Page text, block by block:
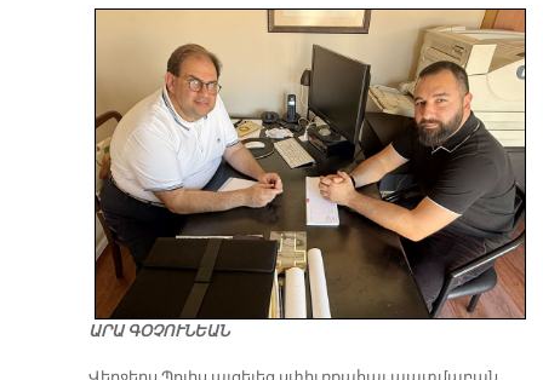
ԱՐԱ ԳՕՉՈՒՆԵԱՆ